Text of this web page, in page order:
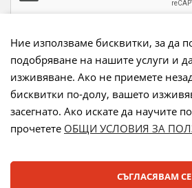
Начини на
Лизинг:
Ние използваме бисквитки, за да
подобряване на нашите услуги и
изживяване. Ако не приемете
бисквитки по-долу, вашето
засегнато. Ако искате да научите
прочетете ОБЩИ УСЛОВИЯ ЗА
СЪГЛАСЯВАМ СЕ